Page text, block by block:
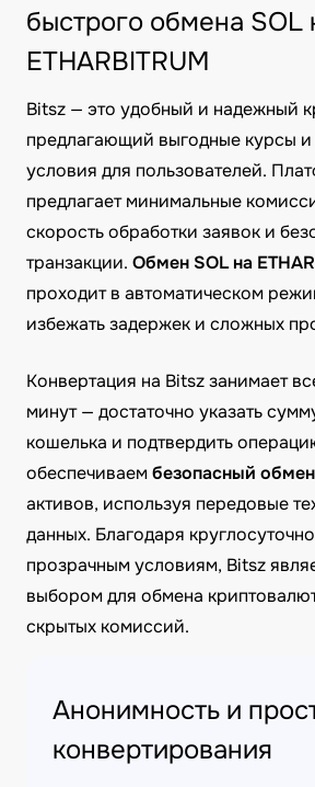
быстрого обмена SOL
ETHARBITRUM
Bitsz — это удобный и надежный
предлагающий выгодные курсы
условия для пользователей.
предлагает минимальные
скорость обработки заявок и
транзакции. Обмен SOL на
проходит в автоматическом
избежать задержек и сложных
Конвертация на Bitsz занимает
минут — достаточно указать
кошелька и подтвердить
обеспечиваембезопасный обмен
активов, используя передовые
данных. Благодаря
прозрачным условиям, Bitsz
выбором для обмена
скрытых комиссий.
Анонимность и
конвертирования